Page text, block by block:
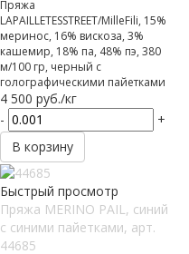
Пряжа
LAPAILLETESSTREET/MilleFili, 15%
меринос, 16% вискоза, 3%
кашемир, 18% па, 48% пэ, 380
м/100 гр, черный с
голографическими пайетками
4 500 руб./кг
-
+
В корзину
Быстрый просмотр
Пряжа MERINO PAIL, синий
с синими пайетками, арт.
44685